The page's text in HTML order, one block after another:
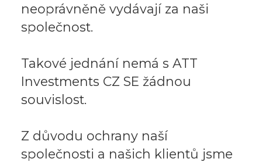
neoprávněně vydávají za naši
společnost.
Takové jednání nemá s ATT
Investments CZ SE žádnou
souvislost.
Z důvodu ochrany naší
společnosti a našich klientů jsme